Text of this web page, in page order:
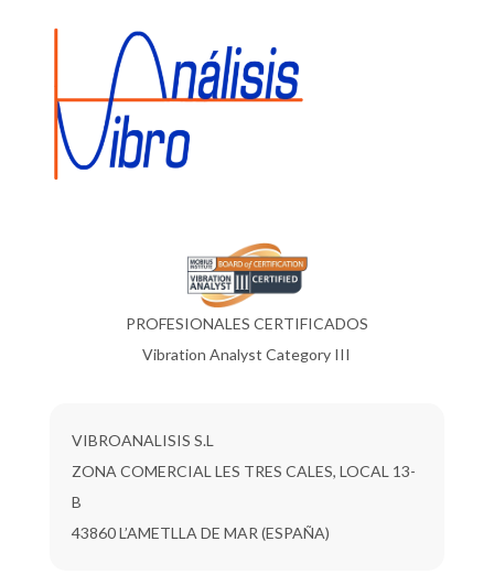
PROFESIONALES CERTIFICADOS
Vibration Analyst Category III
VIBROANALISIS S.L
ZONA COMERCIAL LES TRES CALES, LOCAL 13-
B
43860 L’AMETLLA DE MAR (ESPAÑA)